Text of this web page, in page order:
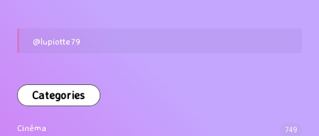
@lupiotte79
Categories
Cinéma 749